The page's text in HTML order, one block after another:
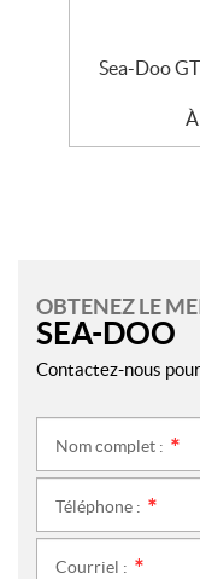
Sea-Doo
OBTENEZ LE
SEA-DOO
Contactez-nous
Nom complet :
Téléphone :
Courriel :